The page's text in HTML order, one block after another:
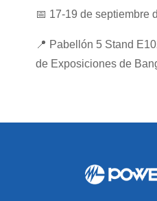
📅 17-19 de septiembre
📍 Pabellón 5 Stand
de Exposiciones de